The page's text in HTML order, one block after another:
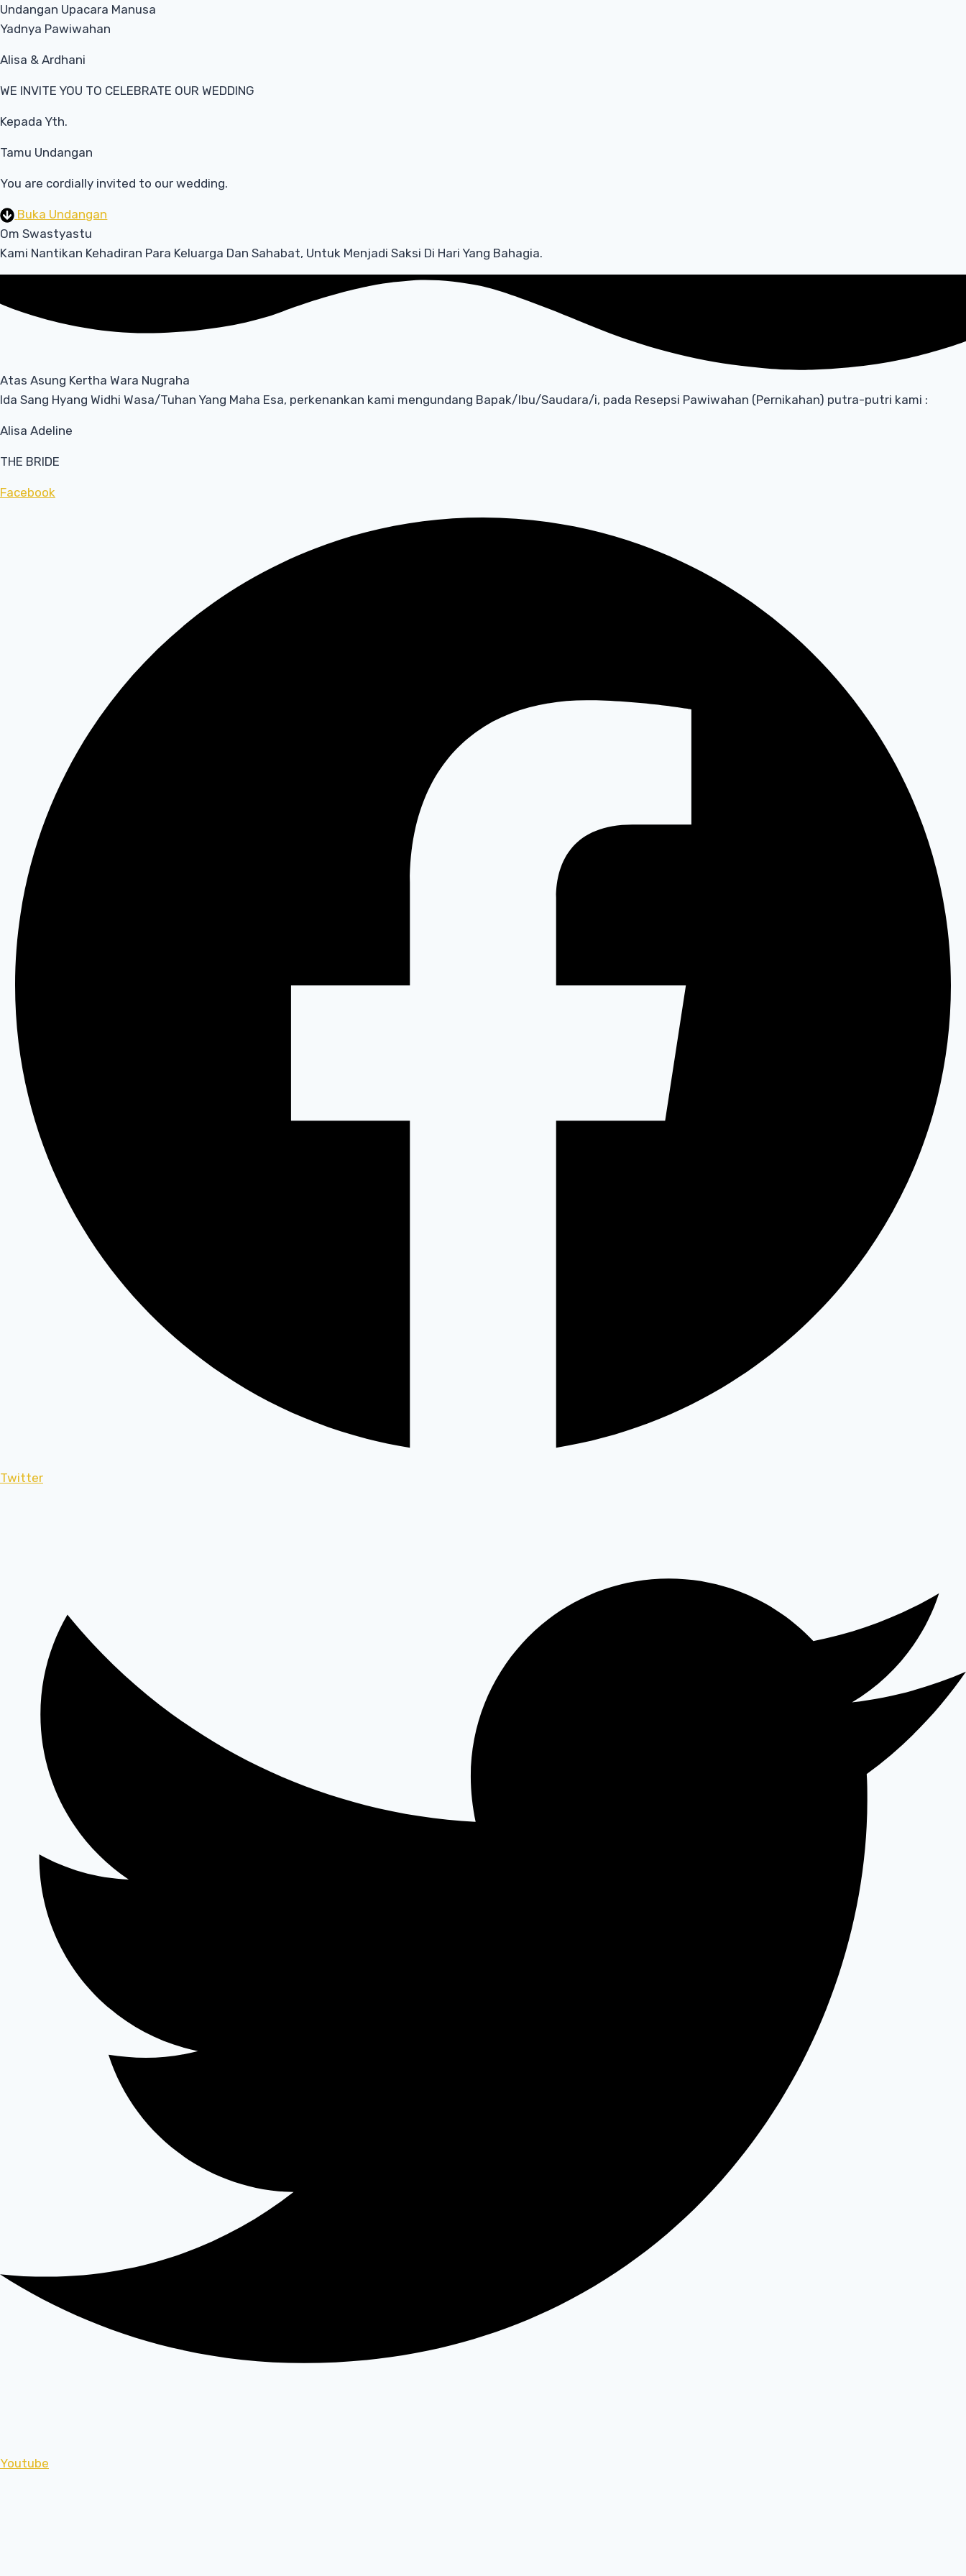
Undangan Upacara Manusa
Yadnya Pawiwahan
Alisa & Ardhani
WE INVITE YOU TO CELEBRATE OUR WEDDING
Kepada Yth.
Tamu Undangan
You are cordially invited to our wedding.
Buka Undangan
Om Swastyastu
Kami Nantikan Kehadiran Para Keluarga Dan Sahabat, Untuk Menjadi Saksi Di Hari Yang Bahagia.
Atas Asung Kertha Wara Nugraha
Ida Sang Hyang Widhi Wasa/Tuhan Yang Maha Esa, perkenankan kami mengundang Bapak/Ibu/Saudara/i, pada Resepsi Pawiwahan (Pernikahan) putra-putri kami :
Alisa Adeline
THE BRIDE
Facebook
Twitter
Youtube